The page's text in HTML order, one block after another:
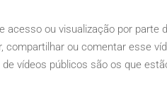
acesso ou visualização por parte
compartilhar ou comentar esse
vídeos públicos são os que